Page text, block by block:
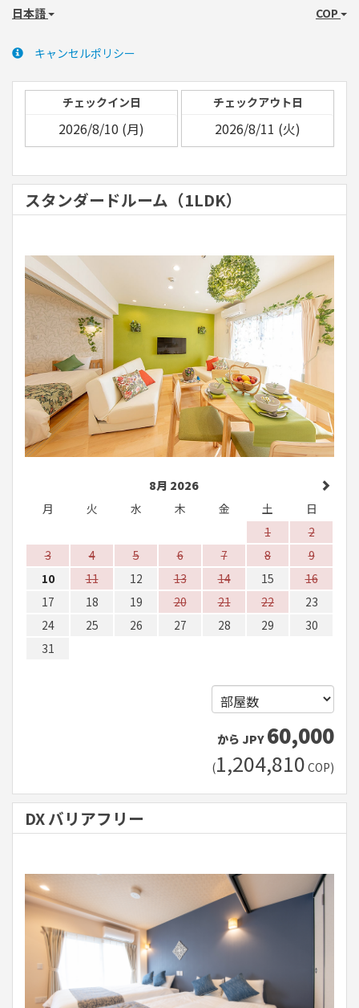
日本語 COP
キャンセルポリシー
チェックイン日 チェックアウト日
スタンダードルーム（1LDK）
8月 2026
月
火 水 木 金 土
日
1
2
3
4 5 6 7 8
9
10
11 12 13 14 15
16
17
18 19 20 21 22
23
24
25 26 27 28 29
30
31
から JPY 60,000
(1,204,810 COP)
DX バリアフリー